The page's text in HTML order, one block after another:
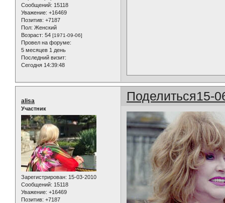
Сообщений: 15118
Уважение: +16469
Позитив: +7187
Пол: Женский
Возраст: 54 [1971-09-06]
Провел на форуме:
5 месяцев 1 день
Последний визит:
Сегодня 14:39:48
Поделиться15-
alisa
Участник
Зарегистрирован: 15-03-2010
Сообщений: 15118
Уважение: +16469
Позитив: +7187